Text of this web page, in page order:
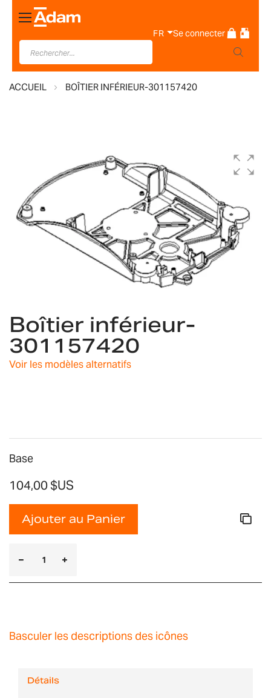
Basculer
la
navigation
FR Se connecter
ACCUEIL BOÎTIER INFÉRIEUR-301157420
the
images
to
the
beginning
of
the
Boîtier inférieur-
301157420
Voir les modèles alternatifs
Base
104,00 $US
Ajouter au Panier
Basculer les descriptions des icônes
Détails